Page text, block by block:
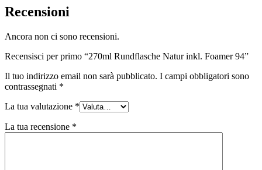
Bottiglie per liquori
Spruzzatore
Serbatoi(2)
Recensioni
Ancora non ci sono recensioni.
Recensisci per primo “270ml Rundflasche Natur inkl. Foamer 94”
Il tuo indirizzo email non sarà pubblicato. I campi obbligatori sono
contrassegnati *
La tua valutazione *
La tua recensione *